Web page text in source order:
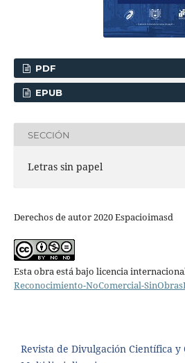
PDF
EPUB
SECCIÓN
Letras sin papel
Derechos de autor 2020 Espacioimasd
Esta obra está bajo licencia
Reconocimiento-NoComercial-
Revista de Divulgación Científica y